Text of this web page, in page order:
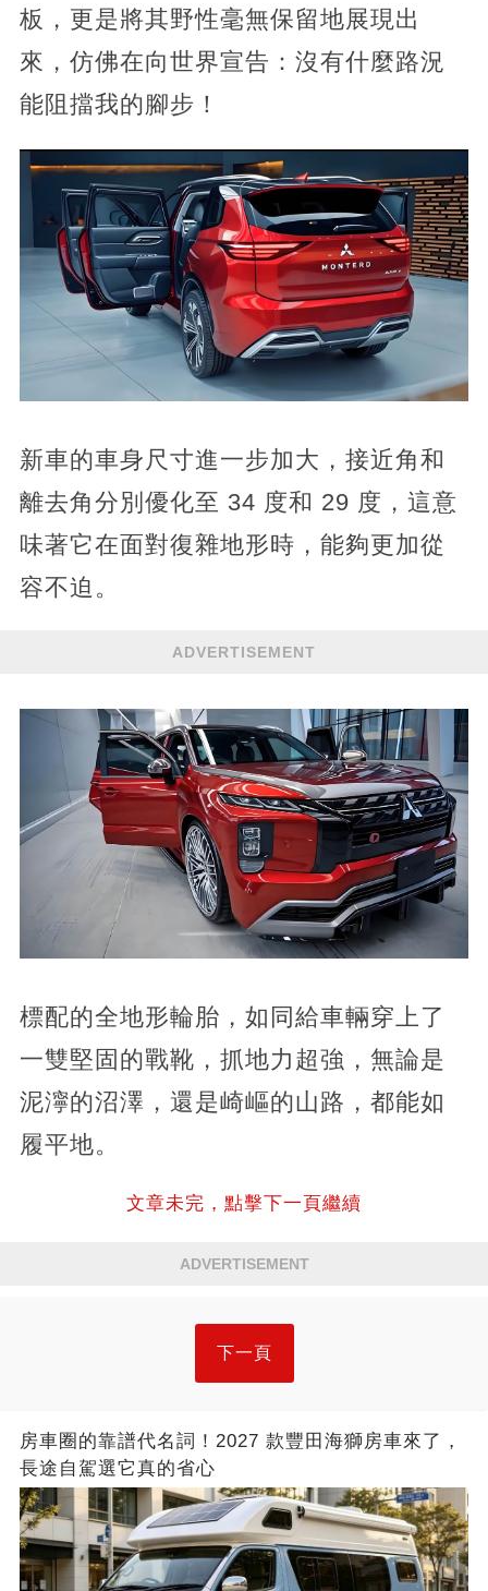
板，更是將其野性毫無保留地展現出
來，仿佛在向世界宣告：沒有什麼路況
能阻擋我的腳步！
新車的車身尺寸進一步加大，接近角和
離去角分別優化至 34 度和 29 度，這意
味著它在面對復雜地形時，能夠更加從
容不迫。
ADVERTISEMENT
標配的全地形輪胎，如同給車輛穿上了
一雙堅固的戰靴，抓地力超強，無論是
泥濘的沼澤，還是崎嶇的山路，都能如
履平地。
文章未完，點擊下一頁繼續
ADVERTISEMENT
下一頁
房車圈的靠譜代名詞！2027 款豐田海獅房車來了，
長途自駕選它真的省心